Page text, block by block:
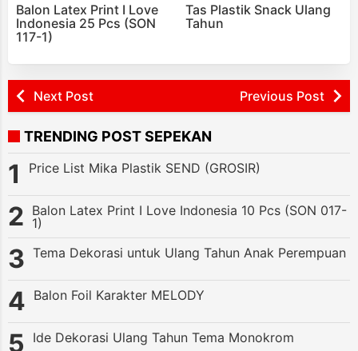
Balon Latex Print I Love
Indonesia 25 Pcs (SON
117-1)
Tas Plastik Snack Ulang
Tahun
Next Post Previous Post
TRENDING POST SEPEKAN
Price List Mika Plastik SEND (GROSIR)
Balon Latex Print I Love Indonesia 10 Pcs (SON 017-
1)
Tema Dekorasi untuk Ulang Tahun Anak Perempuan
Balon Foil Karakter MELODY
Ide Dekorasi Ulang Tahun Tema Monokrom